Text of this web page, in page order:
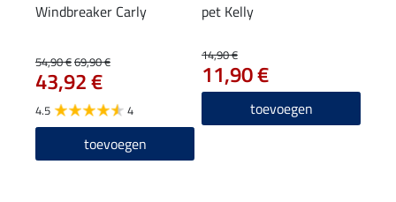
Windbreaker Carly
54,90 €69,90 €
43,92 €
4.5 4
toevoegen
pet Kelly
14,90 €
11,90 €
toevoegen